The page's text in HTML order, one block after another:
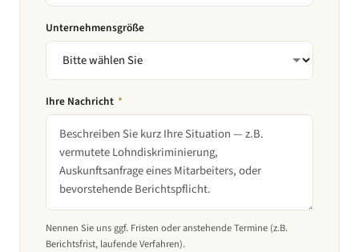
Unternehmensgröße
Ihre Nachricht *
Nennen Sie uns ggf. Fristen oder anstehende Termine (z.B.
Berichtsfrist, laufende Verfahren).